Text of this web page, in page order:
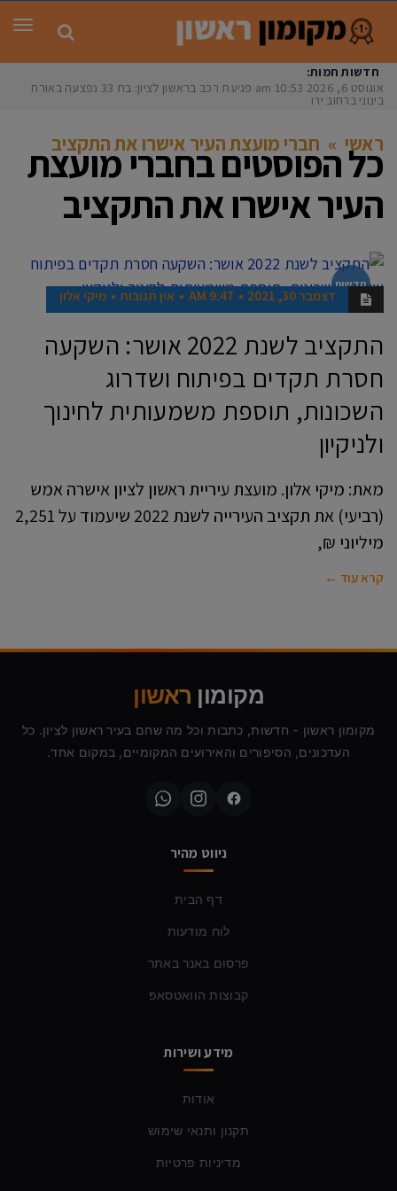
חדשות חמות:
אוגוסט 6, 2026
10:53 am פגיעת רכב בראשון לציון: בת 33 נפצעה באורח
בינוני ברחוב ירושל
ראשי » חברי מועצת העיר אישרו את התקציב
כל הפוסטים בחברי מועצת
העיר אישרו את התקציב
חדשות
דצמבר 30, 2021 9:47 AM אין תגובות מיקי אלון
התקציב לשנת 2022 אושר: השקעה
חסרת תקדים בפיתוח ושדרוג
השכונות, תוספת משמעותית לחינוך
ולניקיון
מאת: מיקי אלון. מועצת עיריית ראשון לציון אישרה אמש
(רביעי) את תקציב העירייה לשנת 2022 שיעמוד על 2,251
מיליוני ₪,
קרא עוד ←
מקומון ראשון
מקומון ראשון - חדשות, כתבות וכל מה שחם בעיר ראשון לציון. כל
העדכונים, הסיפורים והאירועים המקומיים, במקום אחד.
ניווט מהיר
דף הבית
לוח מודעות
פרסום באנר באתר
קבוצות הוואטסאפ
מידע ושירות
אודות
תקנון ותנאי שימוש
מדיניות פרטיות